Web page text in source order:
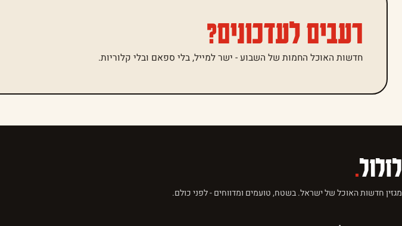
רעבים לעדכונים?
חדשות האוכל החמות של השבוע - ישר למייל, בלי ספאם ובלי קלוריות.
לזלול.
מגזין חדשות האוכל של ישראל. בשטח, טועמים ומדווחים - לפני כולם.